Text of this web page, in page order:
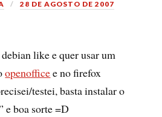
28 DE AGOSTO DE 2007
like e quer usar um
openofficee no firefox
testei, basta instalar o
e boa sorte =D